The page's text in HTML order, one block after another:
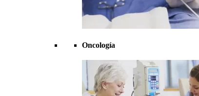
Oncología